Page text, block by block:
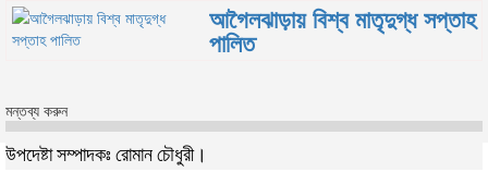
আগৈলঝাড়ায় বিশ্ব মাতৃদুগ্ধ সপ্তাহ
পালিত
মন্তব্য করুন
উপদেষ্টা সম্পাদকঃ রোমান চৌধুরী।